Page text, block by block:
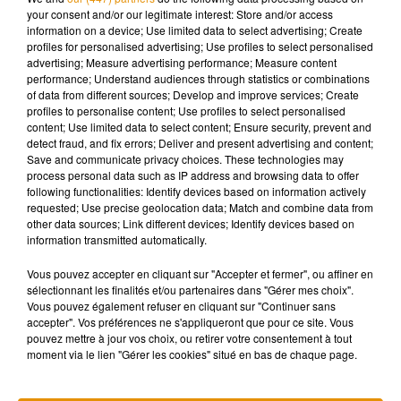
Musique
7 août 2026
Madonna sort enfin le remix de « Love
Sensation » avec Kylie Minogue
7 août 2026
Angèle et Amélie Lens dévoilent leur
collaboration tant attendue
your consent and/or our legitimate interest: Store and/or access
information on a device; Use limited data to select advertising; Create
profiles for personalised advertising; Use profiles to select personalised
advertising; Measure advertising performance; Measure content
performance; Understand audiences through statistics or combinations
of data from different sources; Develop and improve services; Create
profiles to personalise content; Use profiles to select personalised
content; Use limited data to select content; Ensure security, prevent and
detect fraud, and fix errors; Deliver and present advertising and content;
Save and communicate privacy choices. These technologies may
process personal data such as IP address and browsing data to offer
following functionalities: Identify devices based on information actively
requested; Use precise geolocation data; Match and combine data from
other data sources; Link different devices; Identify devices based on
information transmitted automatically.
Vous pouvez accepter en cliquant sur "Accepter et fermer", ou affiner en
sélectionnant les finalités et/ou partenaires dans "Gérer mes choix".
Vous pouvez également refuser en cliquant sur "Continuer sans
accepter". Vos préférences ne s'appliqueront que pour ce site. Vous
pouvez mettre à jour vos choix, ou retirer votre consentement à tout
moment via le lien "Gérer les cookies" situé en bas de chaque page.